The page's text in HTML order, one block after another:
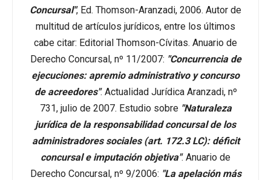
Concursal", Ed. Thomson-Aranzadi, 2006. Autor de
multitud de artículos jurídicos, entre los últimos
cabe citar: Editorial Thomson-Cívitas. Anuario de
Derecho Concursal, nº 11/2007: "Concurrencia de
ejecuciones: apremio administrativo y concurso
de acreedores". Actualidad Jurídica Aranzadi, nº
731, julio de 2007. Estudio sobre "Naturaleza
jurídica de la responsabilidad concursal de los
administradores sociales (art. 172.3 LC): déficit
concursal e imputación objetiva". Anuario de
Derecho Concursal, nº 9/2006: "La apelación más